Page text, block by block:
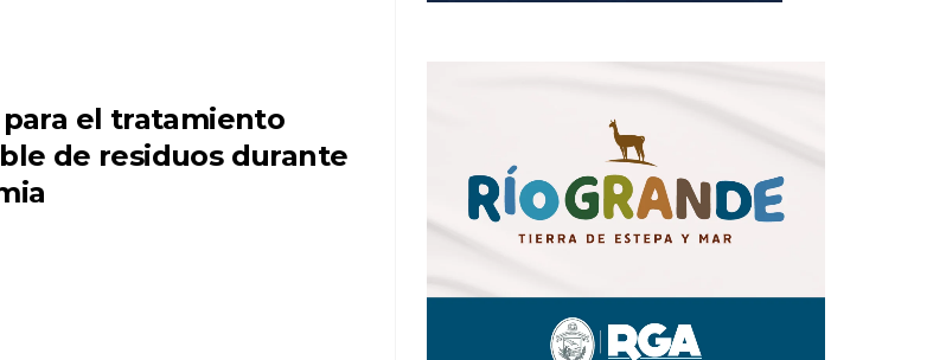
para el tratamiento
de residuos durante